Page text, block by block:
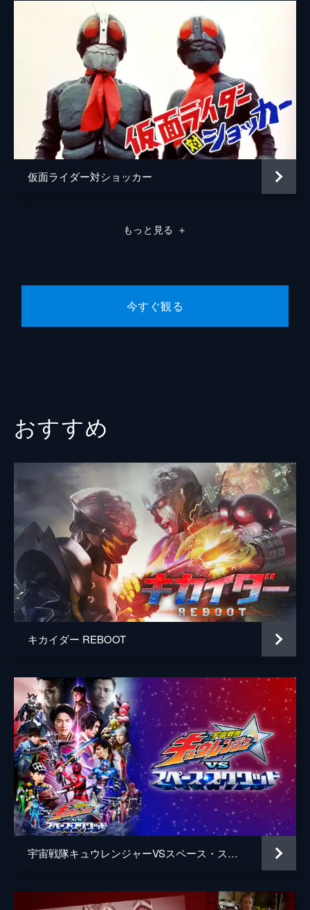
仮面ライダー対ショッカー
もっと見る ＋
今すぐ観る
おすすめ
キカイダー REBOOT
宇宙戦隊キュウレンジャーVSスペース・スクワッド